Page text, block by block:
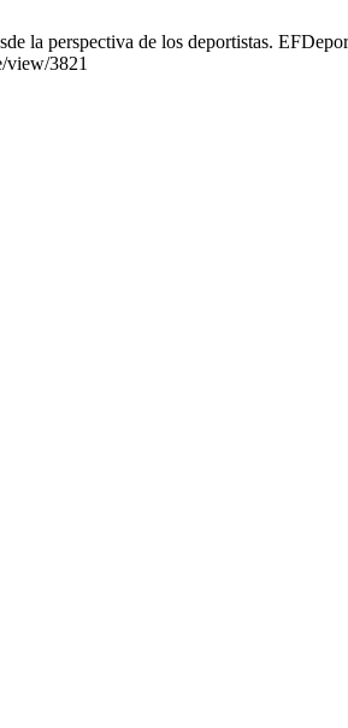
la perspectiva de los deportistas.
view/3821